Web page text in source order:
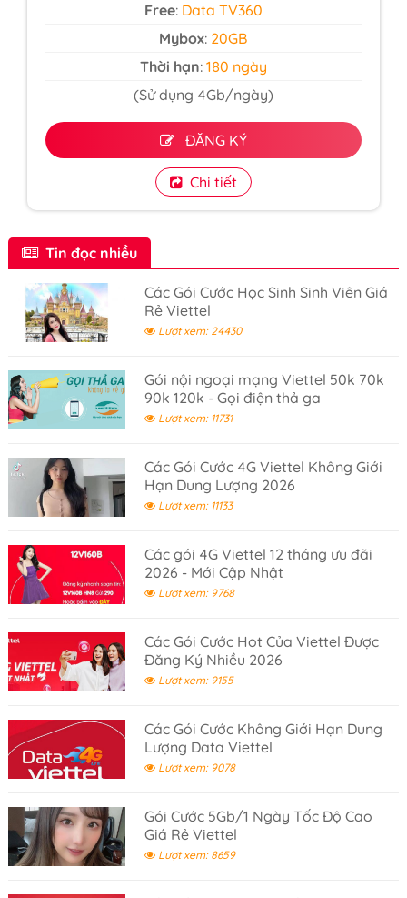
Free: Data TV360
Mybox: 20GB
Thời hạn:180 ngày
(Sử dụng 4Gb/ngày)
ĐĂNG KÝ
Chi tiết
Tin đọc nhiều
Các Gói Cước Học Sinh Sinh Viên Giá
Rẻ Viettel
Lượt xem: 24430
Gói nội ngoại mạng Viettel 50k 70k
90k 120k - Gọi điện thả ga
Lượt xem: 11731
Các Gói Cước 4G Viettel Không Giới
Hạn Dung Lượng 2026
Lượt xem: 11133
Các gói 4G Viettel 12 tháng ưu đãi
2026 - Mới Cập Nhật
Lượt xem: 9768
Các Gói Cước Hot Của Viettel Được
Đăng Ký Nhiều 2026
Lượt xem: 9155
Các Gói Cước Không Giới Hạn Dung
Lượng Data Viettel
Lượt xem: 9078
Gói Cước 5Gb/1 Ngày Tốc Độ Cao
Giá Rẻ Viettel
Lượt xem: 8659